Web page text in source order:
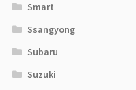
Smart
Ssangyong
Subaru
Suzuki